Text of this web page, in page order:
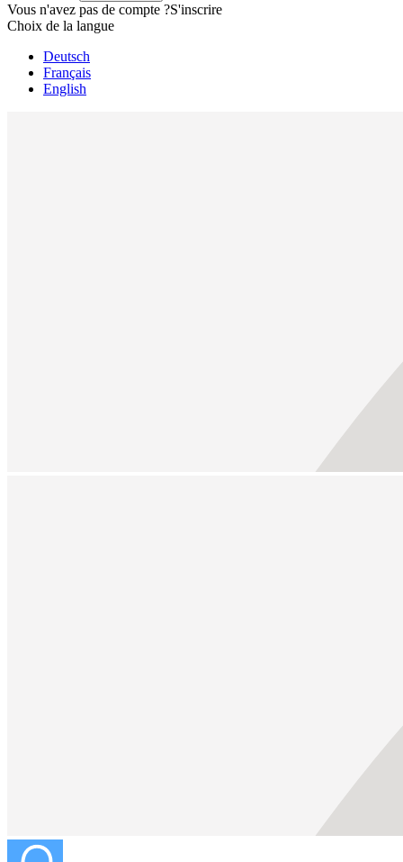
Vous n'avez pas de compte ?S'inscrire
Choix de la langue
Deutsch
Français
English